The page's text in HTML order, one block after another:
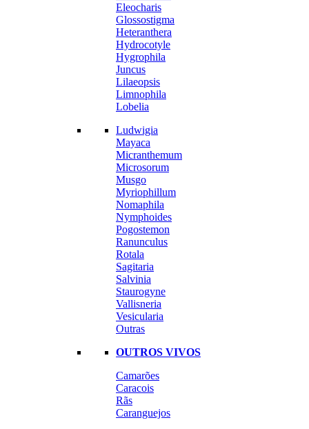
Eleocharis
Glossostigma
Heteranthera
Hydrocotyle
Hygrophila
Juncus
Lilaeopsis
Limnophila
Lobelia
Ludwigia
Mayaca
Micranthemum
Microsorum
Musgo
Myriophillum
Nomaphila
Nymphoides
Pogostemon
Ranunculus
Rotala
Sagitaria
Salvinia
Staurogyne
Vallisneria
Vesicularia
Outras
OUTROS VIVOS
Camarões
Caracois
Rãs
Caranguejos